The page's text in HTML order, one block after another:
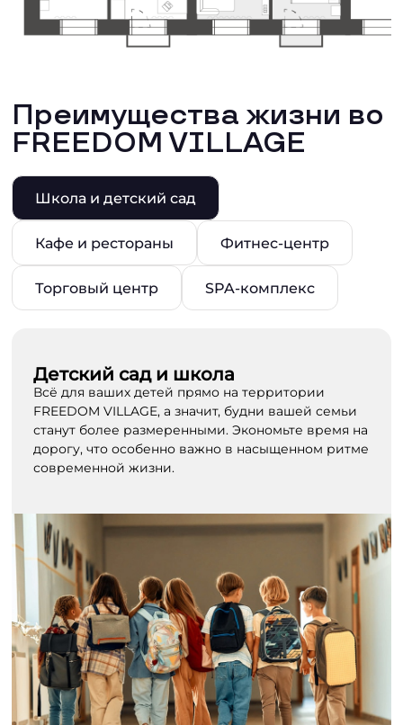
Преимущества жизни во
FREEDOM VILLAGE
Школа и детский сад
Кафе и рестораны Фитнес-центр
Торговый центр SPA-комплекс
Детский сад и школа
Всё для ваших детей прямо на территории
FREEDOM VILLAGE, а значит, будни вашей семьи
станут более размеренными. Экономьте время на
дорогу, что особенно важно в насыщенном ритме
современной жизни.